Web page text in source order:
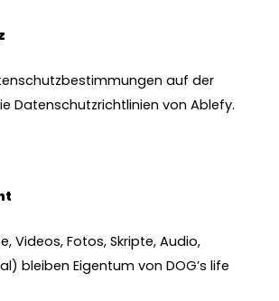
auf der
Datenschutzrichtlinien von Ablefy.
Videos, Fotos, Skripte, Audio,
bleiben Eigentum von DOG’s life